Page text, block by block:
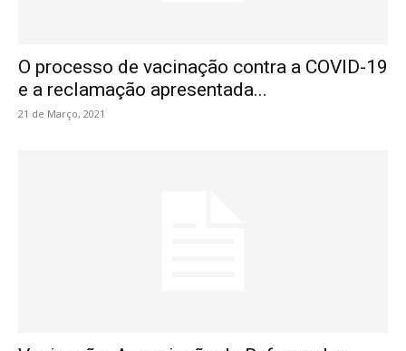
O processo de vacinação contra a COVID-19
e a reclamação apresentada...
21 de Março, 2021